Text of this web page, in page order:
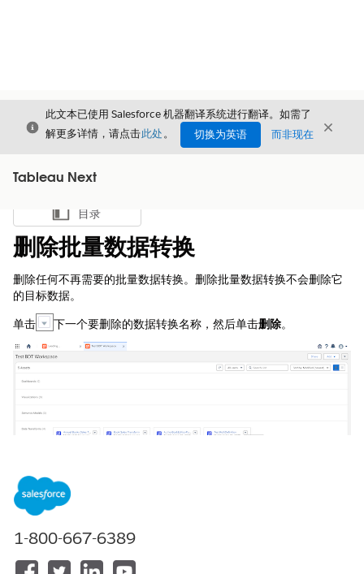
关闭
此文本已使用 Salesforce 机器翻译系统进行翻译。如需了
解更多详情，请点击此处。 切换为英语 而非现在 关闭
Tableau Next
显示目录
目录
删除批量数据转换
删除任何不再需要的批量数据转换。删除批量数据转换不会删除它
的目标数据。
单击
下一个要删除的数据转换名称，然后单击删除。
本文章是否解决您的问题？
1-800-667-6389